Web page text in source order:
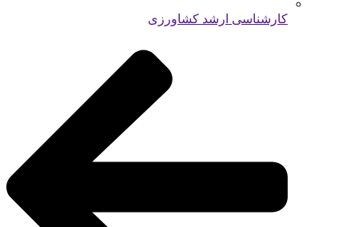
کارشناسی ارشد کشاورزی